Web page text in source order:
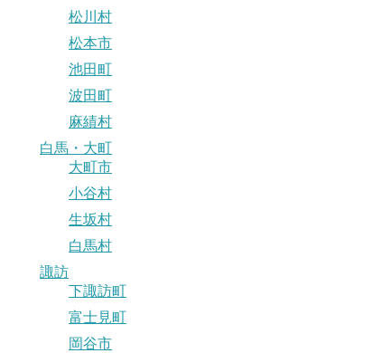
松川村
松本市
池田町
波田町
麻績村
白馬・大町
大町市
小谷村
生坂村
白馬村
諏訪
下諏訪町
富士見町
岡谷市